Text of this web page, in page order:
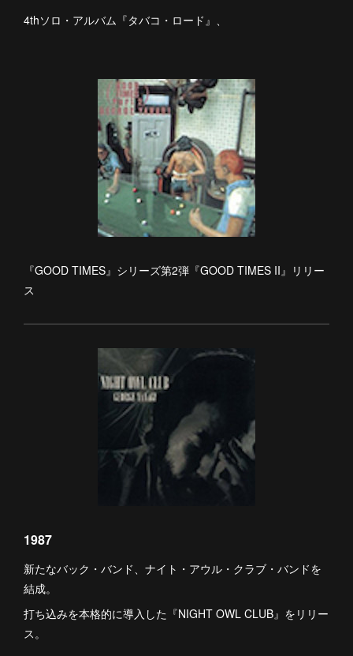
4thソロ・アルバム『タバコ・ロード』、
『GOOD TIMES』シリーズ第2弾『GOOD TIMES II』リリー
ス
1987
新たなバック・バンド、ナイト・アウル・クラブ・バンドを
結成。
打ち込みを本格的に導入した『NIGHT OWL CLUB』をリリー
ス。